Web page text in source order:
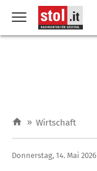
» Wirtschaft
Donnerstag, 14. Mai 2026